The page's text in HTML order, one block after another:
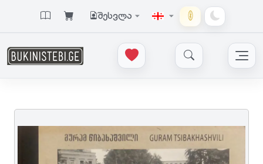
შესვლა